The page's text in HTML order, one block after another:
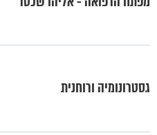
גסטרונומיה ורוחנית